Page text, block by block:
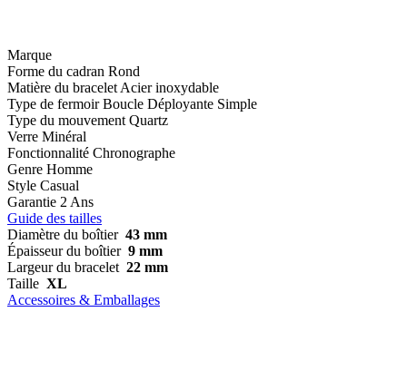
Marque
Forme du cadran Rond
Matière du bracelet Acier inoxydable
Type de fermoir Boucle Déployante Simple
Type du mouvement Quartz
Verre Minéral
Fonctionnalité Chronographe
Genre Homme
Style Casual
Garantie 2 Ans
Guide des tailles
Diamètre du boîtier 43 mm
Épaisseur du boîtier 9 mm
Largeur du bracelet 22 mm
Taille XL
Accessoires & Emballages